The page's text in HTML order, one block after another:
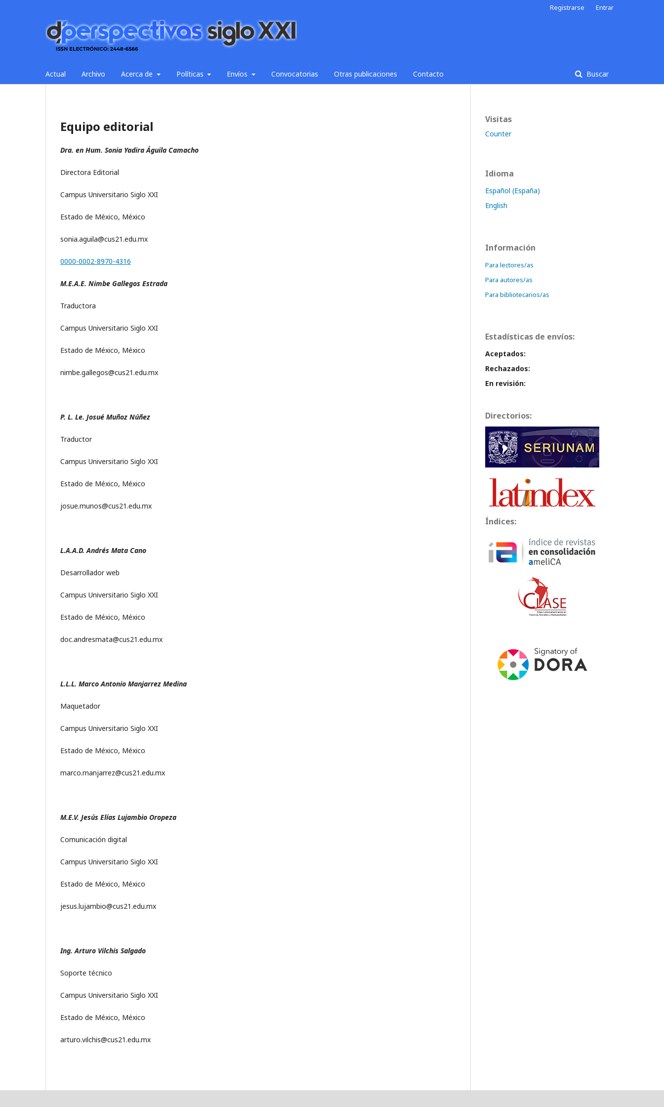
Actual Archivo Acerca de Políticas Envíos Convocatorias Otras publicaciones Contacto Buscar
Registrarse Entrar
Equipo editorial
Dra. en Hum. Sonia Yadira Águila Camacho
Directora Editorial
Campus Universitario Siglo XXI
Estado de México, México
sonia.aguila@cus21.edu.mx
0000-0002-8970-4316
M.E.A.E. Nimbe Gallegos Estrada
Traductora
Campus Universitario Siglo XXI
Estado de México, México
nimbe.gallegos@cus21.edu.mx
P. L. Le. Josué Muñoz Núñez
Traductor
Campus Universitario Siglo XXI
Estado de México, México
josue.munos@cus21.edu.mx
L.A.A.D. Andrés Mata Cano
Desarrollador web
Campus Universitario Siglo XXI
Estado de México, México
doc.andresmata@cus21.edu.mx
L.L.L. Marco Antonio Manjarrez Medina
Maquetador
Campus Universitario Siglo XXI
Estado de México, México
marco.manjarrez@cus21.edu.mx
M.E.V. Jesús Elías Lujambio Oropeza
Comunicación digital
Campus Universitario Siglo XXI
Estado de México, México
jesus.lujambio@cus21.edu.mx
Ing. Arturo Vilchis Salgado
Soporte técnico
Campus Universitario Siglo XXI
Estado de México, México
arturo.vilchis@cus21.edu.mx
Visitas
Counter
Idioma
Español (España)
English
Información
Para lectores/as
Para autores/as
Para bibliotecarios/as
Estadísticas de envíos:
Aceptados:
Rechazados:
En revisión:
Directorios:
Índices: